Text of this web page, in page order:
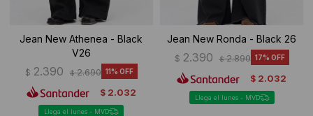
Jean New Athenea - Black
V26
$ 2.390 $ 2.690 11
$ 2.032
Llega el lunes - MVD
Jean New Ronda - Black 26
$ 2.390 $ 2.890 17
$ 2.032
Llega el lunes - MVD